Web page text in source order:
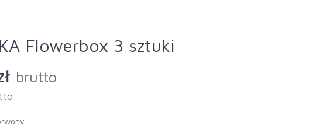
Flowerbox 3 sztuki
brutto